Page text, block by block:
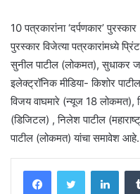
10 पत्रकारांना ‘दर्पणकार’ पुरस्कार
पुरस्कार विजेत्या पत्रकारांमध्ये
सुनील पाटील (लोकमत), सुधाकर
इलेक्ट्रॉनिक मीडिया- किशोर
विजय वाघमारे (न्यूज 18 लोकमत),
(डिजिटल) , निलेश पाटील
पाटील (लोकमत) यांचा समावेश आहे.